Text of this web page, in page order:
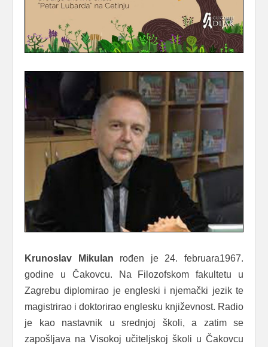
Krunoslav Mikulan rođen je 24. februara1967.
godine u Čakovcu. Na Filozofskom fakultetu u
Zagrebu diplomirao je engleski i njemački jezik te
magistrirao i doktorirao englesku književnost. Radio
je kao nastavnik u srednjoj školi, a zatim se
zapošljava na Visokoj učiteljskoj školi u Čakovcu